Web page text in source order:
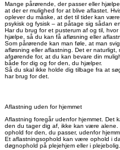
Mange pårørende, der passer eller
at der er mulighed for at blive aflastet.
oplever du måske, at det til tider kan
psykisk og fysisk – at påtage sig sådan
Har du brug for et pusterum af og til,
hjælpe, så du kan få afløsning eller
Som pårørende kan man føle, at man
afløsning eller aflastning. Det er
afgørende for, at du kan bevare din
både for dig og for den, du hjælper.
Så du skal ikke holde dig tilbage fra at
har brug for det.
Aflastning uden for hjemmet
Aflastning foregår udenfor hjemmet. Det
den du tager dig af, ikke kan være
ophold for den, du passer, udenfor
Et aflastningsophold kan være ophold i
døgnophold på plejehjem eller i plejebolig.